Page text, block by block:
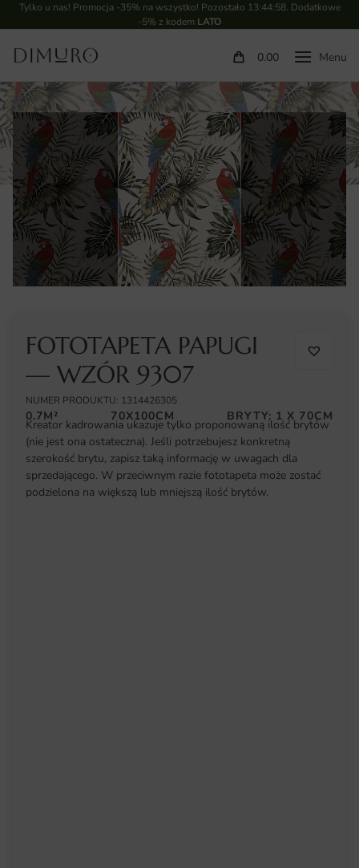
Tylko u nas! Promocja -35% na wszystko! Pozostało 13:44:57. Dodatkowe
-5% z kodem LATO
0.00
FOTOTAPETA PAPUGI
— WZÓR 9307
NUMER PRODUKTU: 1314426305
0.7M² 70X100CM BRYTY: 1 X 70CM
Kreator kadrowania ukazuje tylko proponowaną ilość brytów
(nie jest ona ostateczna). Jeśli potrzebujesz konkretną
szerokość brytu, zapisz taką informację w uwagach dla
sprzedającego. W przeciwnym razie fototapeta może zostać
podzielona na większą lub mniejszą ilość brytów.